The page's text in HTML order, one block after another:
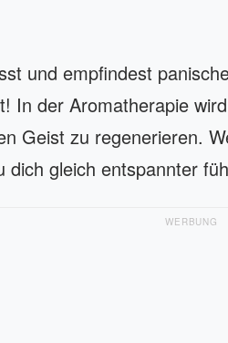
und empfindest
In der Aromatherapie
Geist zu regenerieren.
dich gleich entspannter
WERBUNG